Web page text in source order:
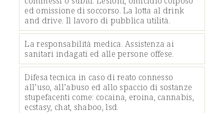
ed omissione di soccorso. La lotta al drink
and drive. Il lavoro di pubblica utilità.
La responsabilità medica. Assistenza ai
sanitari indagati ed alle persone offese.
Difesa tecnica in caso di reato connesso
all’uso, all’abuso ed allo spaccio di sostanze
stupefacenti come: cocaina, eroina, cannabis,
ecstasy, chat, shaboo, lsd.